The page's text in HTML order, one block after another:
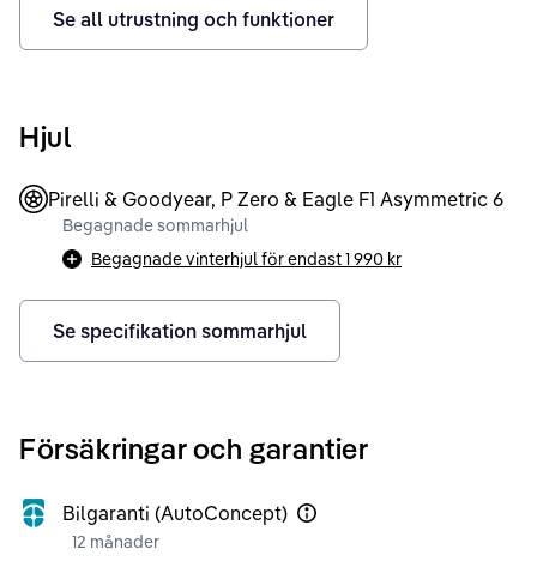
Se all utrustning och funktioner
Hjul
Pirelli & Goodyear, P Zero & Eagle F1 Asymmetric 6
Begagnade sommarhjul
Begagnade vinterhjul för endast1 990 kr
Se specifikation sommarhjul
Försäkringar och garantier
Bilgaranti (AutoConcept)
12 månader